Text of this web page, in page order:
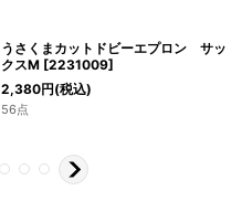
うさくまカットドビーエプロン サッ
クスM [2231009]
2,380円(税込)
56点